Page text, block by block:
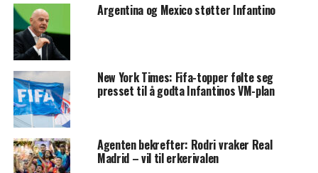
Argentina og Mexico støtter Infantino
New York Times: Fifa-topper følte seg
presset til å godta Infantinos VM-plan
Agenten bekrefter: Rodri vraker Real
Madrid – vil til erkerivalen